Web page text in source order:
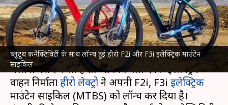
ब्लूटूथ कनेक्टिविटी के साथ लॉन्च हुई हीरो F2i और F3i इलेक्ट्रिक माउंटेन
साइकिल
लेखन अविनाश Dec 28, 2021 07:47 pm
क्या है खबर?
अगर आपको साइकिलिंग पसंद है और पहाड़ों में इसे
चलाना पसंद करते हैं तो आपको बता दें कि इलेक्ट्रिक
वाहन निर्माताहीरो लेक्ट्रोने अपनी F2i, F3i इलेक्ट्रिक
माउंटेन साइकिल (MTBS) को लॉन्च कर दिया है।